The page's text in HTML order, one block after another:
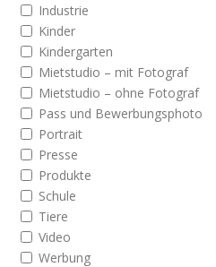
Industrie
Kinder
Kindergarten
Mietstudio – mit Fotograf
Mietstudio – ohne Fotograf
Pass und Bewerbungsphoto
Portrait
Presse
Produkte
Schule
Tiere
Video
Werbung